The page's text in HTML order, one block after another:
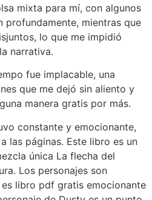
mixta para mí, con algunos
profundamente, mientras que
lo que me impidió
narrativa.
fue implacable, una
que me dejó sin aliento y
manera gratis por más.
constante y emocionante,
las páginas. Este libro es un
única La flecha del
Los personajes son
libro pdf gratis emocionante